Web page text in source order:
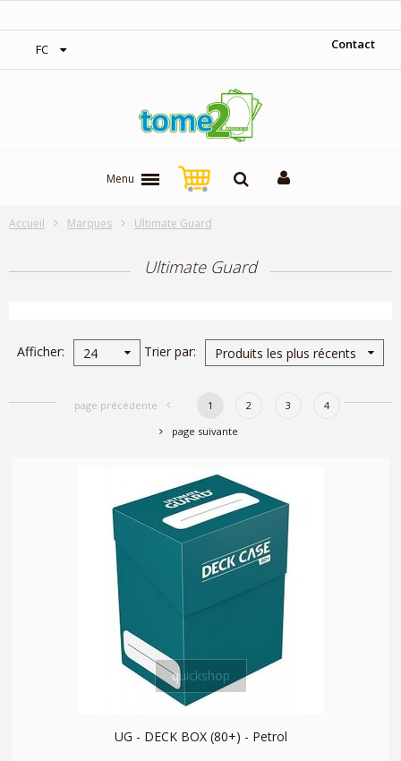
FC Contact
Menu
Accueil Marques Ultimate Guard
Ultimate Guard
Afficher 24 Trier par Produits les plus récents
page précédente 1 2 3
4
page suivante
quickshop
UG - DECK BOX (80+) - Petrol